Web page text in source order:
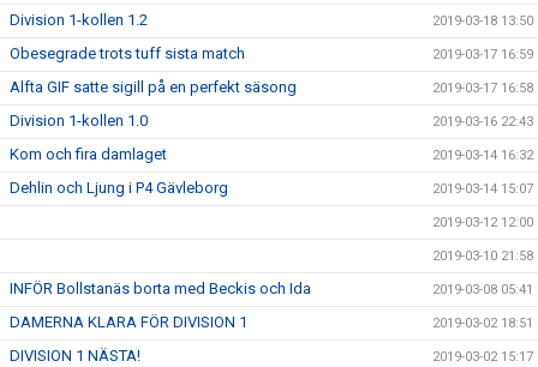
Division 1-kollen 1.2 2019-03-18 13:50
Obesegrade trots tuff sista match 2019-03-17 16:59
Alfta GIF satte sigill på en perfekt säsong 2019-03-17 16:58
Division 1-kollen 1.0 2019-03-16 22:43
Kom och fira damlaget 2019-03-14 16:32
Dehlin och Ljung i P4 Gävleborg 2019-03-14 15:07
2019-03-12 12:00
2019-03-10 21:58
INFÖR Bollstanäs borta med Beckis och Ida 2019-03-08 05:41
DAMERNA KLARA FÖR DIVISION 1 2019-03-02 18:51
DIVISION 1 NÄSTA! 2019-03-02 15:17